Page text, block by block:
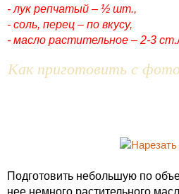
- лук репчатый – ½ шт.,
- соль, перец – по вкусу,
- масло растительное – 2-3
Как приготовить с
Подготовить небольшую по
нее немного растительного